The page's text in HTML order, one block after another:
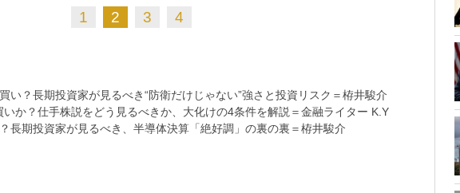
1 2 3 4
い？長期投資家が見るべき“防衛だけじゃない”強さと投資リスク＝栫井駿介
か？仕手株説をどう見るべきか、大化けの4条件を解説＝金融ライター K.Y
長期投資家が見るべき、半導体決算「絶好調」の裏の裏＝栫井駿介